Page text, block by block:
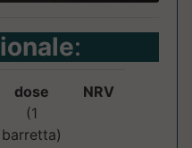
:
dose
(1
barretta)
NRV